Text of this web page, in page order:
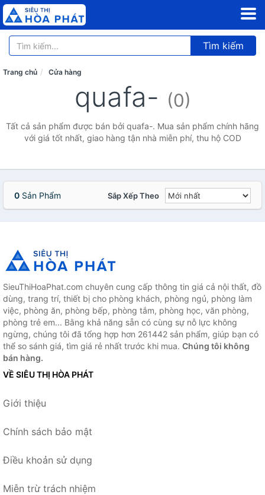
Tìm kiếm
Trang chủ Cửa hàng
quafa- (0)
Tất cả sản phẩm được bán bởi quafa-. Mua sản phẩm chính hãng
với giá tốt nhất, giao hàng tận nhà miễn phí, thu hộ COD
0 Sản Phẩm Sắp Xếp Theo
SieuThiHoaPhat.com chuyên cung cấp thông tin giá cả nội thất, đồ
dùng, trang trí, thiết bị cho phòng khách, phòng ngủ, phòng làm
việc, phòng ăn, phòng bếp, phòng tắm, phòng học, văn phòng,
phòng trẻ em... Bằng khả năng sẵn có cùng sự nỗ lực không
ngừng, chúng tôi đã tổng hợp hơn 261442 sản phẩm, giúp bạn có
thể so sánh giá, tìm giá rẻ nhất trước khi mua. Chúng tôi không
bán hàng.
VỀ SIÊU THỊ HÒA PHÁT
Giới thiệu
Chính sách bảo mật
Điều khoản sử dụng
Miễn trừ trách nhiệm